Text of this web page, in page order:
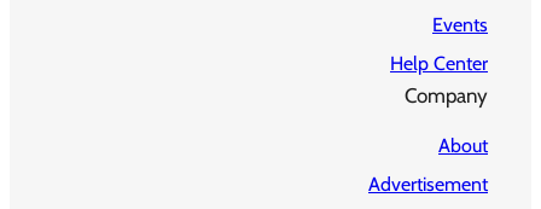
Events
Help Center
Company
About
Advertisement